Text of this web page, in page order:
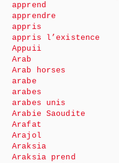
apprend
apprendre
appris
appris l’existence
Appuii
Arab
Arab horses
arabe
arabes
arabes unis
Arabie Saoudite
Arafat
Arajol
Araksia
Araksia prend